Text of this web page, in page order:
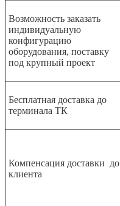
Возможность заказать
индивидуальную
конфигурацию
оборудования, поставку
под крупный проект
Бесплатная доставка до
терминала ТК
Компенсация доставки до
клиента